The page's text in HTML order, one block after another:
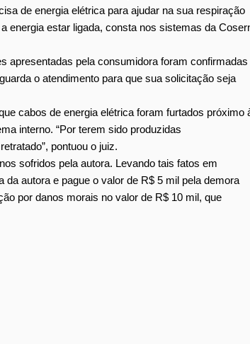
de energia elétrica para ajudar na sua respiração
energia estar ligada, consta nos sistemas da
apresentadas pela consumidora foram confirmadas
o atendimento para que sua solicitação seja
cabos de energia elétrica foram furtados próximo
interno. “Por terem sido produzidas
pontuou o juiz.
sofridos pela autora. Levando tais fatos em
autora e pague o valor de R$ 5 mil pela demora
por danos morais no valor de R$ 10 mil, que